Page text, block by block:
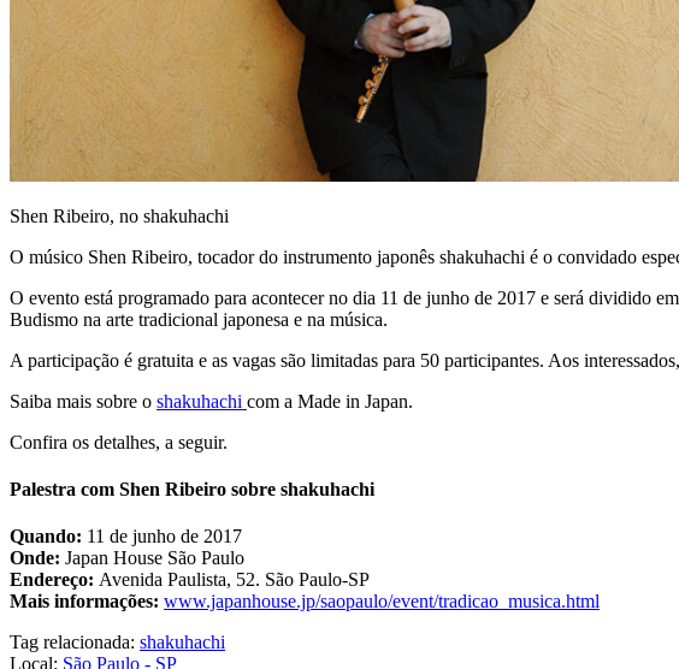
Shen Ribeiro, no shakuhachi
O músico Shen Ribeiro, tocador do instrumento japonês shakuhachi é o convidado
O evento está programado para acontecer no dia 11 de junho de 2017 e será dividido
Budismo na arte tradicional japonesa e na música.
A participação é gratuita e as vagas são limitadas para 50 participantes. Aos
Saiba mais sobre o shakuhachi com a Made in Japan.
Confira os detalhes, a seguir.
Palestra com Shen Ribeiro sobre shakuhachi
Quando: 11 de junho de 2017
Onde: Japan House São Paulo
Endereço: Avenida Paulista, 52. São Paulo-SP
Mais informações: www.japanhouse.jp/saopaulo/event/tradicao_musica.html
Tag relacionada: shakuhachi
Local: São Paulo - SP